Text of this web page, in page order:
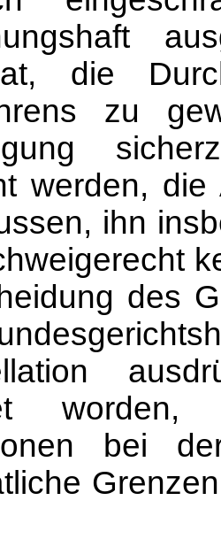
die
zu
werden,
ihn
des
bei